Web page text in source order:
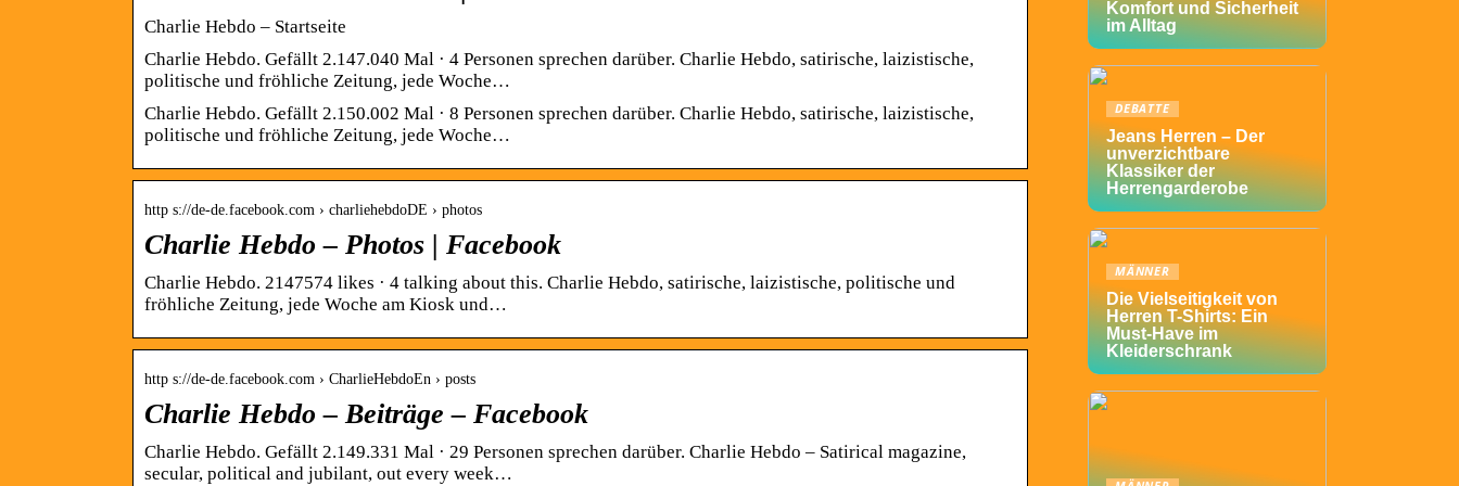
Charlie Hebdo – Startseite
Charlie Hebdo. Gefällt 2.147.040 Mal · 4 Personen sprechen darüber. Charlie Hebdo, satirische, laizistische,
politische und fröhliche Zeitung, jede Woche…
Charlie Hebdo. Gefällt 2.150.002 Mal · 8 Personen sprechen darüber. Charlie Hebdo, satirische, laizistische,
politische und fröhliche Zeitung, jede Woche…
http s://de-de.facebook.com › charliehebdoDE › photos
Charlie Hebdo – Photos | Facebook
Charlie Hebdo. 2147574 likes · 4 talking about this. Charlie Hebdo, satirische, laizistische, politische und
fröhliche Zeitung, jede Woche am Kiosk und…
http s://de-de.facebook.com › CharlieHebdoEn › posts
Charlie Hebdo – Beiträge – Facebook
Charlie Hebdo. Gefällt 2.149.331 Mal · 29 Personen sprechen darüber. Charlie Hebdo – Satirical magazine,
secular, political and jubilant, out every week…
Komfort und Sicherheit
im Alltag
DEBATTE
Jeans Herren – Der
unverzichtbare
Klassiker der
Herrengarderobe
MÄNNER
Die Vielseitigkeit von
Herren T-Shirts: Ein
Must-Have im
Kleiderschrank